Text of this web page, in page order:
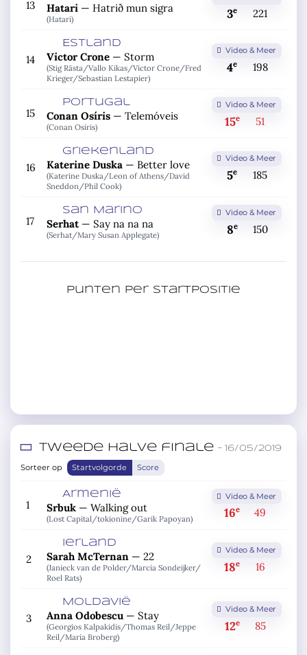
13 Hatari— Hatrið mun sigra
(Hatari) 3e 221
14
Estland
Victor Crone— Storm
(Stig Rästa/Vallo Kikas/Victor Crone/Fred
Krieger/Sebastian Lestapier)
Video & Meer
4e 198
15
Portugal
Conan Osíris— Telemóveis
(Conan Osíris)
Video & Meer
15e 51
16
Griekenland
Katerine Duska— Better love
(Katerine Duska/Leon of Athens/David
Sneddon/Phil Cook)
Video & Meer
5e 185
17
San Marino
Serhat— Say na na na
(Serhat/Mary Susan Applegate)
Video & Meer
8e 150
Punten per startpositie
Tweede halve finale – 16/05/2019
Sorteer op Startvolgorde Score
1
Armenië
Srbuk— Walking out
(Lost Capital/tokionine/Garik Papoyan)
Video & Meer
16e 49
2
Ierland
Sarah McTernan — 22
(Janieck van de Polder/Marcia Sondeijker/
Roel Rats)
Video & Meer
18e 16
3
Moldavië
Anna Odobescu— Stay
(Georgios Kalpakidis/Thomas Reil/Jeppe
Reil/Maria Broberg)
Video & Meer
12e 85